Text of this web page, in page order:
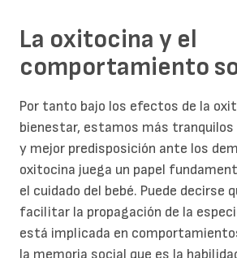
La oxitocina y el
comportamiento
Por tanto bajo los efectos de la
bienestar, estamos más tranquilos
y mejor predisposición ante los
oxitocina juega un papel
el cuidado del bebé. Puede decirse
facilitar la propagación de la
está implicada en
la memoria social que es la